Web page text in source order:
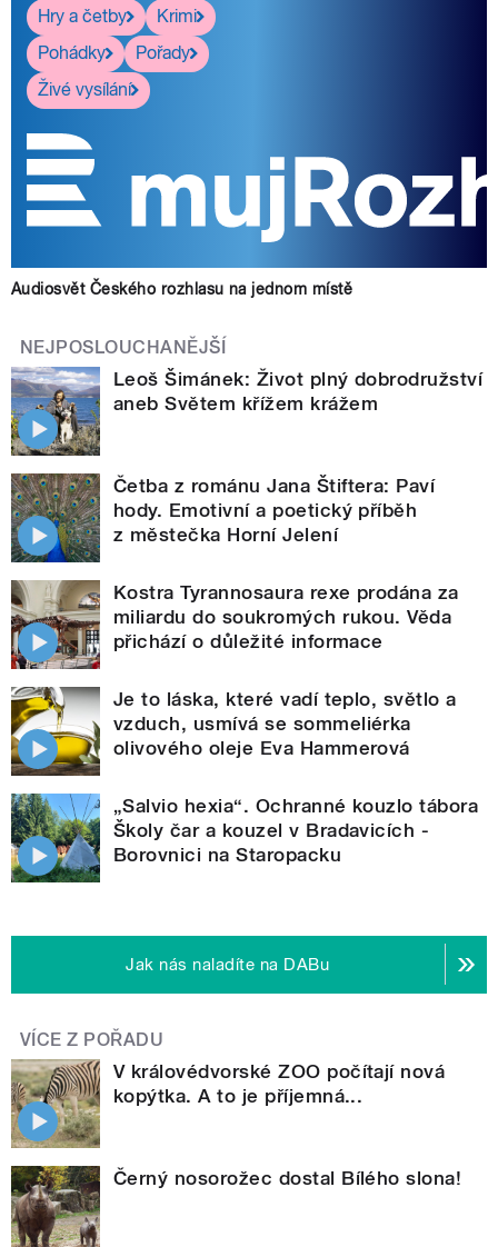
Hry a četby
Krimi
Pohádky
Pořady
Živé vysílání
Audiosvět Českého rozhlasu na jednom místě
NEJPOSLOUCHANĚJŠÍ
Leoš Šimánek: Život plný dobrodružství
aneb Světem křížem krážem
Četba z románu Jana Štiftera: Paví
hody. Emotivní a poetický příběh
z městečka Horní Jelení
Kostra Tyrannosaura rexe prodána za
miliardu do soukromých rukou. Věda
přichází o důležité informace
Je to láska, které vadí teplo, světlo a
vzduch, usmívá se sommeliérka
olivového oleje Eva Hammerová
„Salvio hexia“. Ochranné kouzlo tábora
Školy čar a kouzel v Bradavicích -
Borovnici na Staropacku
Jak nás naladíte na DABu
VÍCE Z POŘADU
V královédvorské ZOO počítají nová
kopýtka. A to je příjemná...
Černý nosorožec dostal Bílého slona!